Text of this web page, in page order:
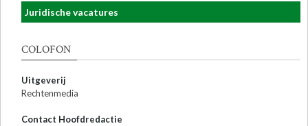
Juridische vacatures
COLOFON
Uitgeverij
Rechtenmedia
Contact Hoofdredactie